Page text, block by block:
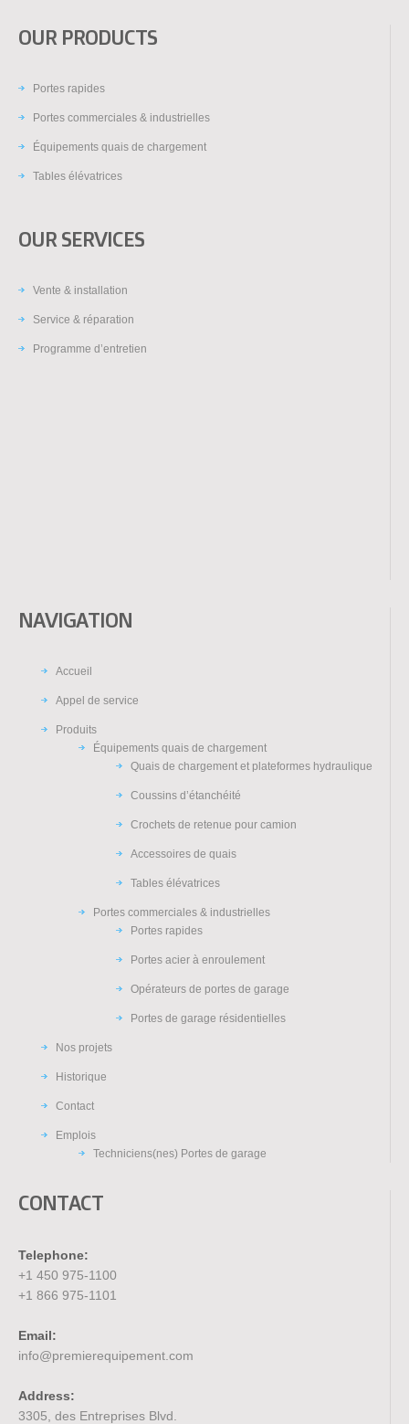
OUR PRODUCTS
Portes rapides
Portes commerciales & industrielles
Équipements quais de chargement
Tables élévatrices
OUR SERVICES
Vente & installation
Service & réparation
Programme d’entretien
NAVIGATION
Accueil
Appel de service
Produits
Équipements quais de chargement
Quais de chargement et plateformes hydraulique
Coussins d’étanchéité
Crochets de retenue pour camion
Accessoires de quais
Tables élévatrices
Portes commerciales & industrielles
Portes rapides
Portes acier à enroulement
Opérateurs de portes de garage
Portes de garage résidentielles
Nos projets
Historique
Contact
Emplois
Techniciens(nes) Portes de garage
CONTACT
Telephone:
+1 450 975-1100
+1 866 975-1101
Email:
info@premierequipement.com
Address:
3305, des Entreprises Blvd.